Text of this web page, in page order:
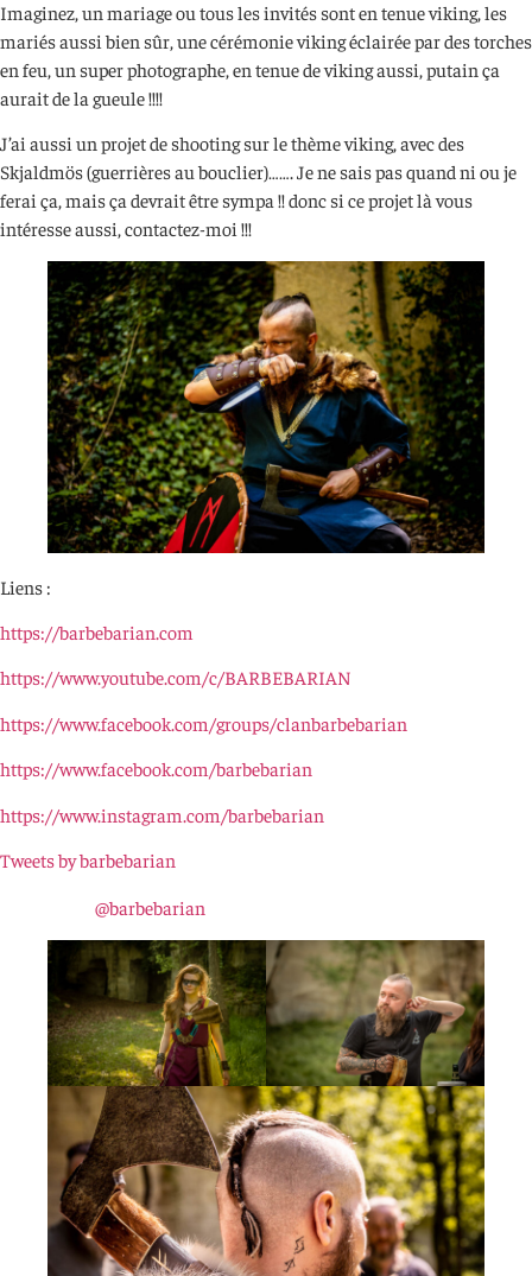
Imaginez, un mariage ou tous les invités sont en tenue viking, les
mariés aussi bien sûr, une cérémonie viking éclairée par des torches
en feu, un super photographe, en tenue de viking aussi, putain ça
aurait de la gueule !!!!
J’ai aussi un projet de shooting sur le thème viking, avec des
Skjaldmös (guerrières au bouclier)……. Je ne sais pas quand ni ou je
ferai ça, mais ça devrait être sympa !! donc si ce projet là vous
intéresse aussi, contactez-moi !!!
Liens :
https://barbebarian.com
https://www.youtube.com/c/BARBEBARIAN
https://www.facebook.com/groups/clanbarbebarian
https://www.facebook.com/barbebarian
https://www.instagram.com/barbebarian
Tweets by barbebarian
@barbebarian